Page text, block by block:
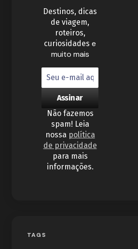
Destinos, dicas
de viagem,
roteiros,
curiosidades e
muito mais
Não fazemos
spam! Leia
nossa política
de privacidade
para mais
informações.
TAGS